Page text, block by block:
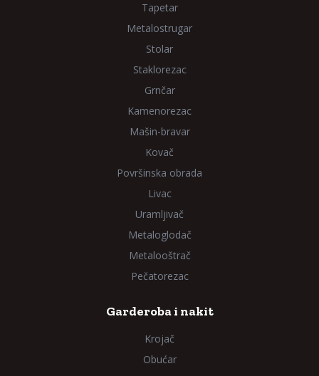
Tapetar
Metalostrugar
Stolar
Staklorezac
Grnčar
Kamenorezac
Mašin-bravar
Kovač
Površinska obrada
Livac
Uramljivač
Metaloglodač
Metalooštrač
Pečatorezac
Garderoba i nakit
Krojač
Obućar